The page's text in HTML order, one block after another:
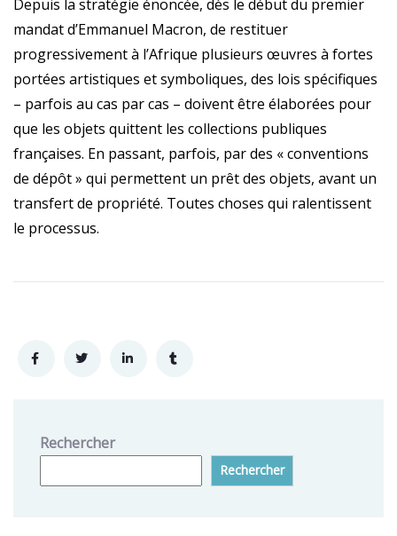
Depuis la stratégie énoncée, dès le début du premier
mandat d’Emmanuel Macron, de restituer
progressivement à l’Afrique plusieurs œuvres à fortes
portées artistiques et symboliques, des lois spécifiques
– parfois au cas par cas – doivent être élaborées pour
que les objets quittent les collections publiques
françaises. En passant, parfois, par des « conventions
de dépôt » qui permettent un prêt des objets, avant un
transfert de propriété. Toutes choses qui ralentissent
le processus.
Rechercher
Rechercher